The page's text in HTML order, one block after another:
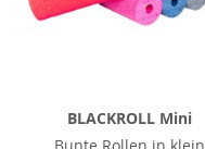
BLACKROLL Mini